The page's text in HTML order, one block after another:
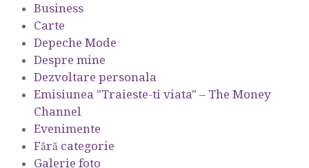
Business
Carte
Depeche Mode
Despre mine
Dezvoltare personala
Emisiunea "Traieste-ti viata" – The Money
Channel
Evenimente
Fără categorie
Galerie foto